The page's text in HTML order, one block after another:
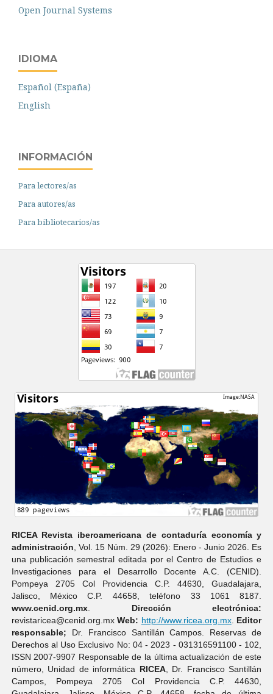
Open Journal Systems
IDIOMA
Español (España)
English
INFORMACIÓN
Para lectores/as
Para autores/as
Para bibliotecarios/as
RICEA Revista iberoamericana de contaduría economí­a y
administración , Vol. 15 Núm. 29 (2026): Enero - Junio 2026. Es
una publicación semestral editada por el Centro de Estudios e
Investigaciones para el Desarrollo Docente A.C. (CENID).
Pompeya 2705 Col Providencia C.P. 44630, Guadalajara,
Jalisco, México C.P. 44658, teléfono 33 1061 8187.
www.cenid.org.mx. Dirección electrónica:
revistaricea@cenid.org.mxWeb: http://www.ricea.org.mx. Editor
responsable; Dr. Francisco Santillán Campos. Reservas de
Derechos al Uso Exclusivo No: 04 - 2023 - 031316591100 - 102,
ISSN 2007-9907 Responsable de la última actualización de este
número, Unidad de informática RICEA, Dr. Francisco Santillán
Campos, Pompeya 2705 Col Providencia C.P. 44630,